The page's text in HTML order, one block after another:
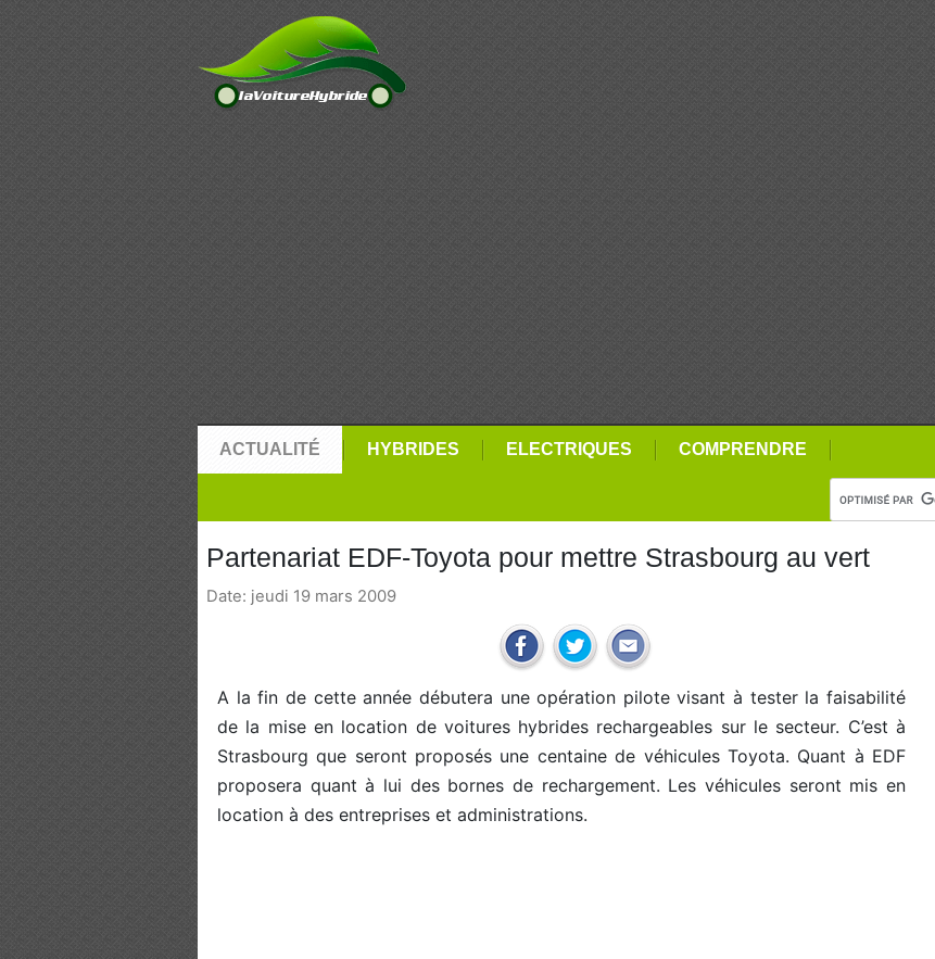
ACTUALITÉ HYBRIDES ELECTRIQUES COMPRENDRE
Partenariat EDF-Toyota pour mettre Strasbourg au vert
Date: jeudi 19 mars 2009
A la fin de cette année débutera une opération pilote visant à tester la faisabilité
de la mise en location de voitures hybrides rechargeables sur le secteur. C’est à
Strasbourg que seront proposés une centaine de véhicules Toyota. Quant à EDF
proposera quant à lui des bornes de rechargement. Les véhicules seront mis en
location à des entreprises et administrations.